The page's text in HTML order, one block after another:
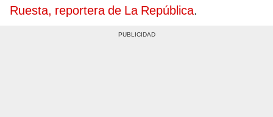
Ruesta, reportera de La República.